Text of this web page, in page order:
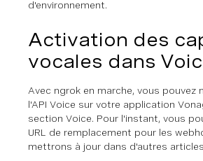
d'environnement.
Activation des
vocales dans
Avec ngrok en marche, vous pouvez
l'API Voice sur votre application
section Voice. Pour l'instant, vous
URL de remplacement pour les
mettrons à jour dans d'autres